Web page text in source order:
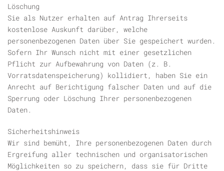
Löschung
Sie als Nutzer erhalten auf Antrag Ihrerseits
kostenlose Auskunft darüber, welche
personenbezogenen Daten über Sie gespeichert wurden.
Sofern Ihr Wunsch nicht mit einer gesetzlichen
Pflicht zur Aufbewahrung von Daten (z. B.
Vorratsdatenspeicherung) kollidiert, haben Sie ein
Anrecht auf Berichtigung falscher Daten und auf die
Sperrung oder Löschung Ihrer personenbezogenen
Daten.
Sicherheitshinweis
Wir sind bemüht, Ihre personenbezogenen Daten durch
Ergreifung aller technischen und organisatorischen
Möglichkeiten so zu speichern, dass sie für Dritte